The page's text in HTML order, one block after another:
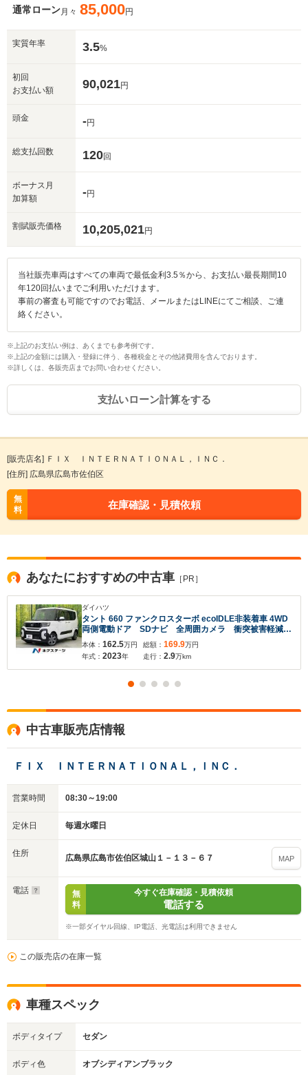
通常ローン月々 85,000円
実質年率 3.5%
初回
お支払い額
90,021円
頭金 -円
総支払回数 120回
ボーナス月
加算額
-円
割賦販売価格 10,205,021円
当社販売車両はすべての車両で最低金利3.5％から、お支払い最長期間10
年120回払いまでご利用いただけます。
事前の審査も可能ですのでお電話、メールまたはLINEにてご相談、ご連
絡ください。
※上記のお支払い例は、あくまでも参考例です。
※上記の金額には購入・登録に伴う、各種税金とその他諸費用を含んでおります。
※詳しくは、各販売店までお問い合わせください。
支払いローン計算をする
[販売店名] ＦＩＸ ＩＮＴＥＲＮＡＴＩＯＮＡＬ，ＩＮＣ．
[住所] 広島県広島市佐伯区
無
料
在庫確認・見積依頼
あなたにおすすめの中古車 ［PR］
ダイハツ
タント 660 ファンクロスターボ ecoIDLE非装着車 4WD
両側電動ドア SDナビ 全周囲カメラ 衝突被害軽減
アダプティブクルーズ 禁煙車 前後ドラレコ コーナ
ーセンサー LEDヘッド ルーフレール ETC 純正15
インチアルミ Bluetooth フルセグ
本体： 162.5万円
年式： 2023年
総額： 169.9万円
走行： 2.9万km
中古車販売店情報
ＦＩＸ ＩＮＴＥＲＮＡＴＩＯＮＡＬ，ＩＮＣ．
営業時間 08:30～19:00
定休日 毎週水曜日
住所 広島県広島市佐伯区城山１－１３－６７ MAP
電話
無
料
今すぐ在庫確認・見積依頼
電話する
※一部ダイヤル回線、IP電話、光電話は利用できません
この販売店の在庫一覧
車種スペック
ボディタイプ セダン
ボディ色 オブシディアンブラック
※次回問い合わせをする際に自動入力されます
※保存された情報は90日で破棄されます
いいえ